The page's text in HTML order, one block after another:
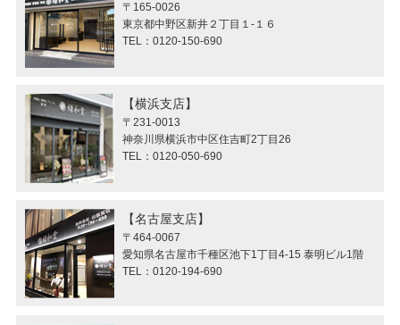
〒165-0026
東京都中野区新井２丁目１-１６
TEL：0120-150-690
横浜支店
〒231-0013
神奈川県横浜市中区住吉町2丁目26
TEL：0120-050-690
名古屋支店
〒464-0067
愛知県名古屋市千種区池下1丁目4-15 泰明ビル1階
TEL：0120-194-690